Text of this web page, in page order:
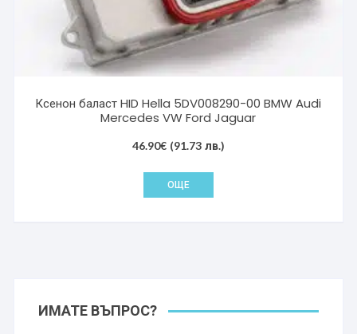
Ксенон баласт HID Hella 5DV008290-00 BMW Audi
Mercedes VW Ford Jaguar
46.90€ (91.73 лв.)
ОЩЕ
ИМАТЕ ВЪПРОС?